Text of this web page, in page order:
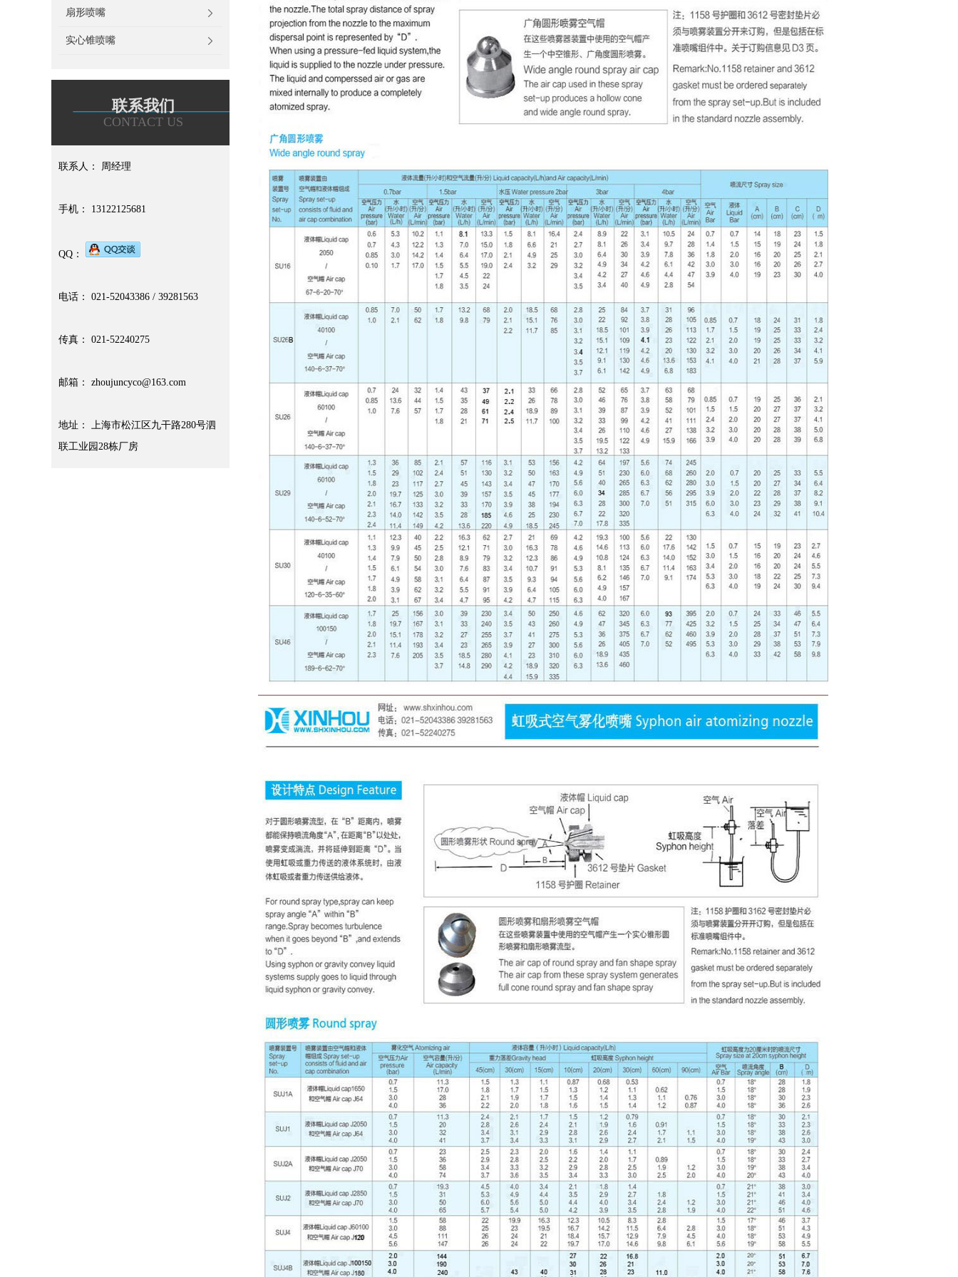
扇形喷嘴
实心锥喷嘴
联系我们
CONTACT US
联系人： 周经理
手机： 13122125681
QQ：
电话： 021-52043386 / 39281563
传真： 021-52240275
邮箱： zhoujuncyco@163.com
地址： 上海市松江区九干路280号泗
联工业园28栋厂房